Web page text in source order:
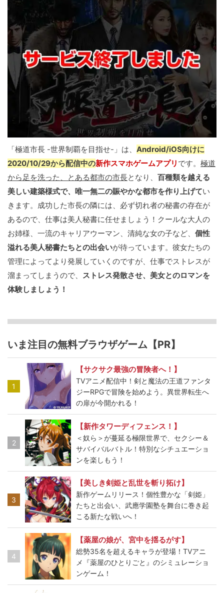
「極道市長 -世界制覇を目指せ-」は、 Android/iOS向けに
2020/10/29から配信中の新作スマホゲームアプリ です。 極道
から足を洗った、とある都市の市長となり、 百種類を越える
美しい建築様式で、唯一無二の賑やかな都市を作り上げてい
きます。成功した市長の隣には、必ず切れ者の秘書の存在が
あるので、仕事は美人秘書に任せましょう！クールな大人の
お姉様、一流のキャリアウーマン、清純な女の子など、 個性
溢れる美人秘書たちとの出会いが待っています。彼女たちの
管理によってより発展していくのですが、仕事でストレスが
溜まってしまうので、 ストレス発散させ、美女とのロマンを
体験しましょう！
いま注目の無料ブラウザゲーム【PR】
1
【サクサク最強の冒険者へ！】
TVアニメ配信中！剣と魔法の王道ファンタ
ジーRPGで冒険を始めよう。異世界転生へ
の扉が今開かれる！
2
【新作タワーディフェンス！】
＜奴ら＞が蔓延る極限世界で、セクシー＆
サバイバルバトル！特別なシチュエーショ
ンを楽しもう！
3
【美しき剣姫と乱世を斬り拓け】
新作ゲームリリース！個性豊かな「剣姫」
たちと出会い、武應学園塾を舞台に巻き起
こる新たな戦いへ！
4
【薬屋の娘が、宮中を揺るがす】
総勢35名を超えるキャラが登場！TVアニ
メ『薬屋のひとりごと』のシミュレーショ
ンゲーム！